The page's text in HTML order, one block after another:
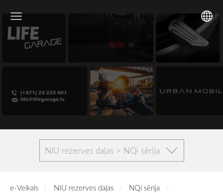
NIU rezerves daļas > NQi sērija
e-Veikals NIU rezerves daļas
NQi sērija